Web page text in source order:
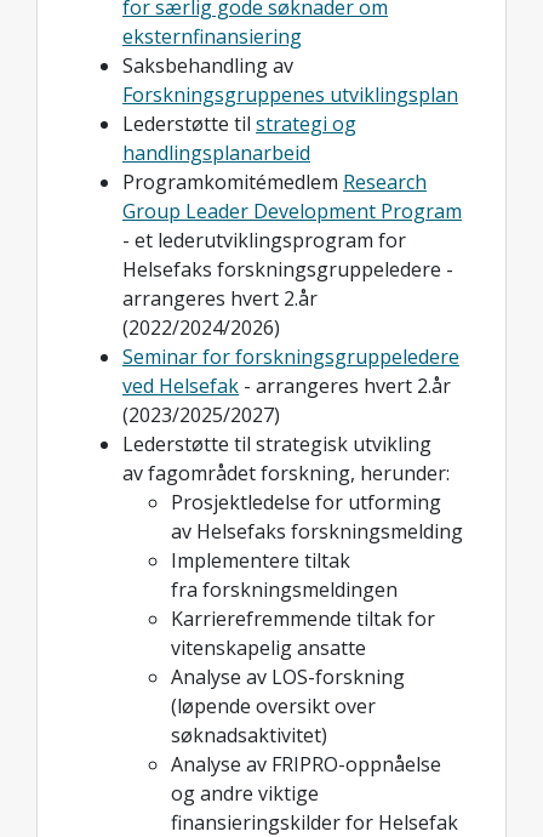
for særlig gode søknader om
eksternfinansiering
Saksbehandling av
Forskningsgruppenes utviklingsplan
Lederstøtte til strategi og
handlingsplanarbeid
Programkomitémedlem Research
Group Leader Development Program
- et lederutviklingsprogram for
Helsefaks forskningsgruppeledere -
arrangeres hvert 2.år
(2022/2024/2026)
Seminar for forskningsgruppeledere
ved Helsefak - arrangeres hvert 2.år
(2023/2025/2027)
Lederstøtte til strategisk utvikling
av fagområdet forskning, herunder:
Prosjektledelse for utforming
av Helsefaks forskningsmelding
Implementere tiltak
fra forskningsmeldingen
Karrierefremmende tiltak for
vitenskapelig ansatte
Analyse av LOS-forskning
(løpende oversikt over
søknadsaktivitet)
Analyse av FRIPRO-oppnåelse
og andre viktige
finansieringskilder for Helsefak